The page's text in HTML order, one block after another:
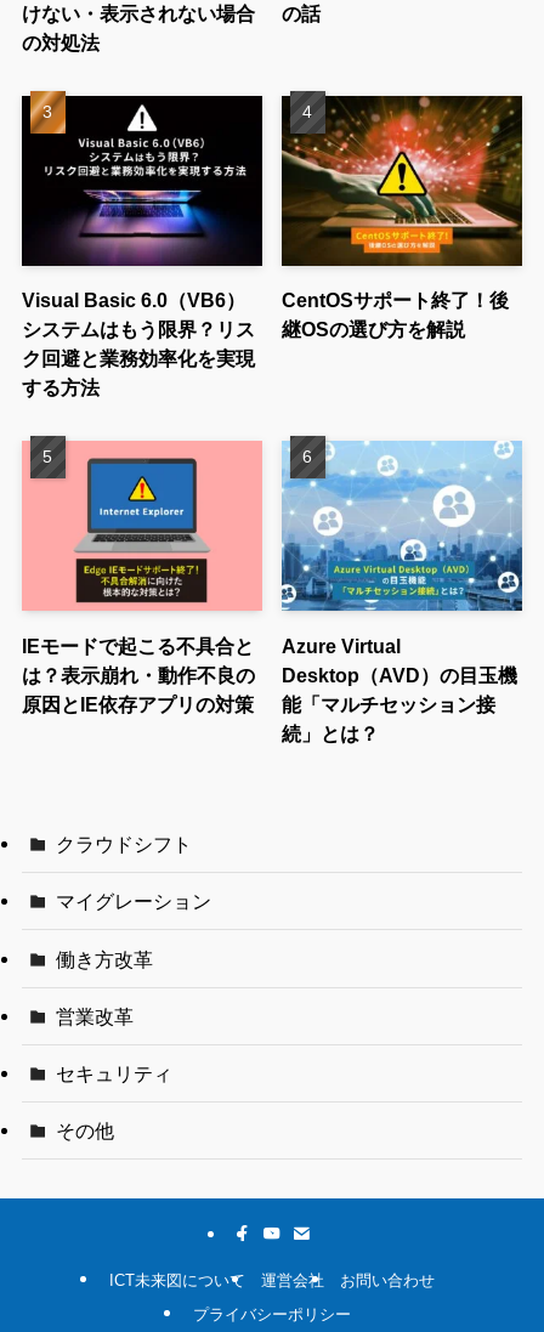
けない・表示されない場合
の対処法
の話
Visual Basic 6.0（VB6）
システムはもう限界？リス
ク回避と業務効率化を実現
する方法
CentOSサポート終了！後
継OSの選び方を解説
IEモードで起こる不具合と
は？表示崩れ・動作不良の
原因とIE依存アプリの対策
Azure Virtual
Desktop（AVD）の目玉機
能「マルチセッション接
続」とは？
クラウドシフト
マイグレーション
働き方改革
営業改革
セキュリティ
その他
ICT未来図について 運営会社
お問い合わせ
プライバシーポリシー